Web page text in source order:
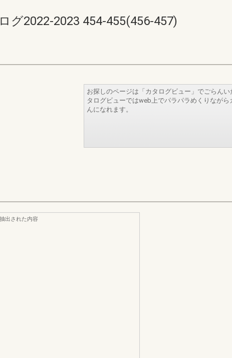
2022-2023 454-455(456-457)
お探しのページは「カタログビュー」でごらんい
タログビューではweb上でパラパラめくりながら
んになれます。
出された内容